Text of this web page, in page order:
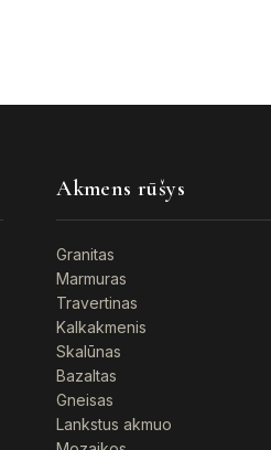
Akmens rūšys
Granitas
Marmuras
Travertinas
Kalkakmenis
Skalūnas
Bazaltas
Gneisas
Lankstus akmuo